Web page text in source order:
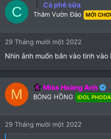
C Cà phê sữa
Thăm Vườn Đào MỚI CHƠI
29 Tháng mười một 2022
Nhìn ảnh muốn bắn vào tinh vào
M Miss Hoàng Anh
BÓNG HỒNG IDOL
29 Tháng mười một 2022